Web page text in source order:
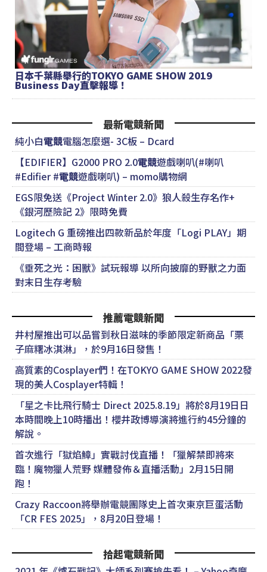
日本千葉縣舉行的TOKYO GAME SHOW 2019
Business Day直擊報導！
最新電競新聞
純小白電競電腦怎麼選- 3C板 – Dcard
【EDIFIER】G2000 PRO 2.0電競遊戲喇叭(#喇叭
#Edifier #電競遊戲喇叭) – momo購物網
EGS限免送《Project Winter 2.0》狼人殺生存名作+
《銀河歷險記 2》限時免費
Logitech G 重磅推出四款新品於年度「Logi PLAY」期
間登場 – 工商時報
《垂死之光：困獸》試玩報導 以所向披靡的野獸之力面
對末日生存考驗
推薦電競新聞
井村屋推出可以品嘗到秋日滋味的季節限定新商品「栗
子麻糬冰淇淋」，於9月16日發售！
高質素的Cosplayer們！在TOKYO GAME SHOW 2022發
現的美人Cosplayer特輯！
「星之卡比飛行騎士 Direct 2025.8.19」將於8月19日日
本時間晚上10時播出！櫻井政博導演將進行約45分鐘的
解說。
首次進行「獄焰鱆」實戰討伐直播！「獵解禁即將來
臨！魔物獵人荒野 媒體發佈＆直播活動」2月15日開
跑！
Crazy Raccoon將舉辦電競團隊史上首次東京巨蛋活動
「CR FES 2025」，8月20日登場！
拾起電競新聞